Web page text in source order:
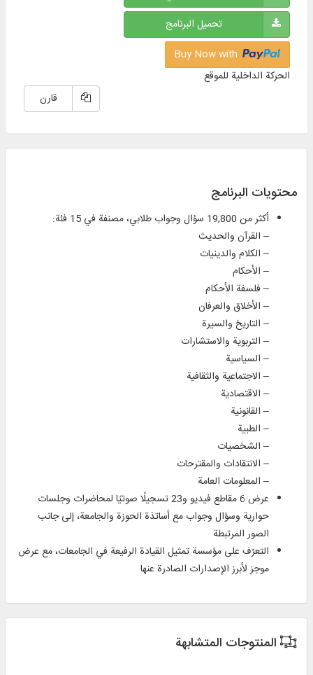
تحميل البرنامج
الحركة الداخلية للموقع
قارن
محتويات البرنامج
أكثر من 19,800 سؤال وجواب طلابي، مصنفة في 15 فئة:
– القرآن والحديث
– الكلام والدينيات
– الأحكام
– فلسفة الأحكام
– الأخلاق والعرفان
– التاريخ والسيرة
– التربوية والاستشارات
– السياسية
– الاجتماعية والثقافية
– الاقتصادية
– القانونية
– الطبية
– الشخصيات
– الانتقادات والمقترحات
– المعلومات العامة
عرض 6 مقاطع فيديو و23 تسجيلًا صوتيًا لمحاضرات وجلسات
حوارية وسؤال وجواب مع أساتذة الحوزة والجامعة، إلى جانب
الصور المرتبطة
التعرّف على مؤسسة تمثيل القيادة الرفيعة في الجامعات، مع عرض
موجز لأبرز الإصدارات الصادرة عنها
المنتوجات المتشابهة